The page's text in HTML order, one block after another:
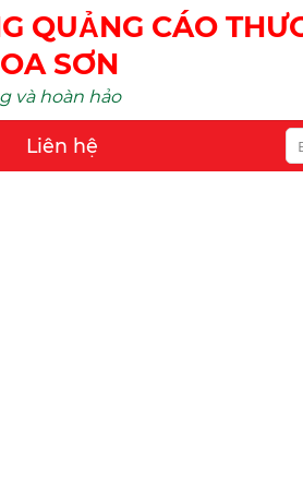
QUẢNG CÁO
SƠN
và hoàn hảo
Liên hệ